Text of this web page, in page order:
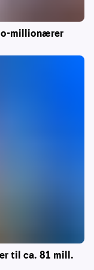
millionærer
til ca. 81 mill.